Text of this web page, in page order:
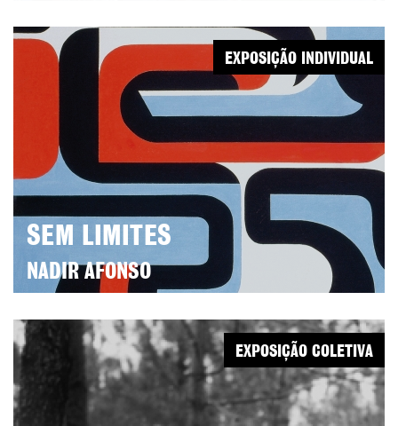
SEM LIMITES
NADIR AFONSO
EXPOSIÇÃO INDIVIDUAL
EXPOSIÇÃO COLETIVA